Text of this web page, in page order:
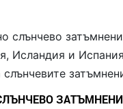
слънчево
Исландия и